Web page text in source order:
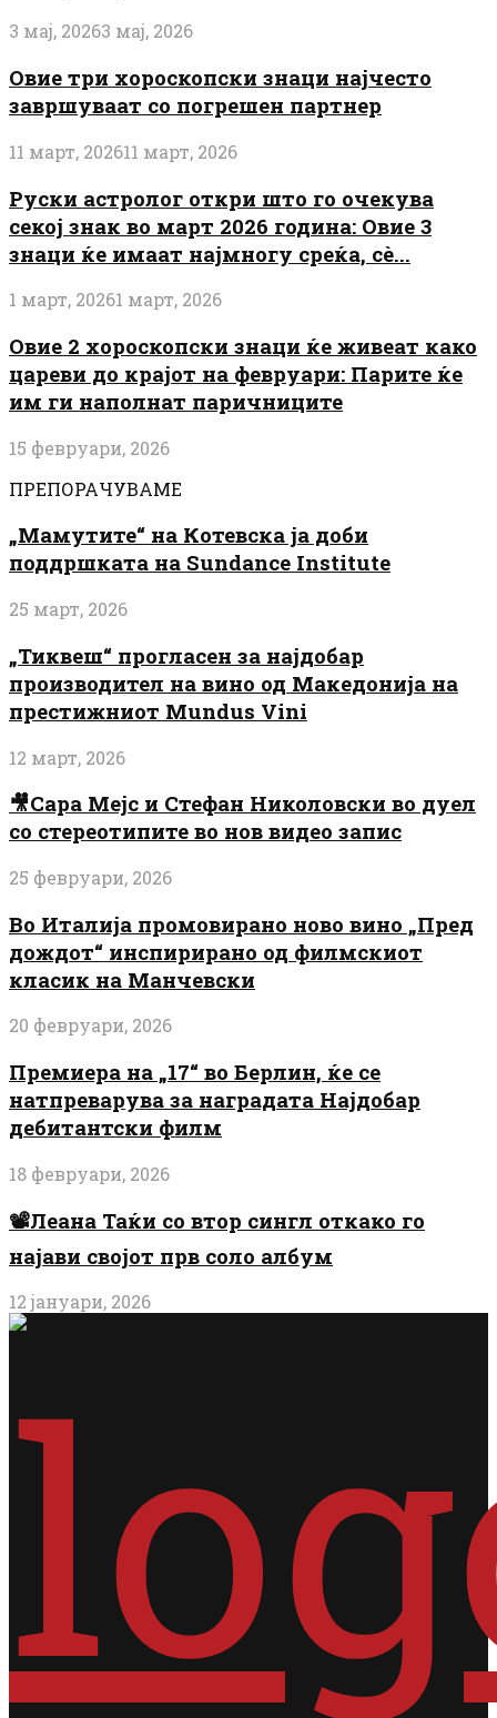
3 мај, 20263 мај, 2026
Овие три хороскопски знаци најчесто
завршуваат со погрешен партнер
11 март, 202611 март, 2026
Руски астролог откри што го очекува
секој знак во март 2026 година: Овие 3
знаци ќе имаат најмногу среќа, сè...
1 март, 20261 март, 2026
Овие 2 хороскопски знаци ќе живеат како
цареви до крајот на февруари: Парите ќе
им ги наполнат паричниците
15 февруари, 2026
ПРЕПОРАЧУВАМЕ
„Мамутите“ на Котевска ја доби
поддршката на Sundance Institute
25 март, 2026
„Тиквеш“ прогласен за најдобар
производител на вино од Македонија на
престижниот Mundus Vini
12 март, 2026
🎥Сара Мејс и Стефан Николовски во дуел
со стереотипите во нов видео запис
25 февруари, 2026
Во Италија промовирано ново вино „Пред
дождот“ инспирирано од филмскиот
класик на Манчевски
20 февруари, 2026
Премиера на „17“ во Берлин, ќе се
натпреварува за наградата Најдобар
дебитантски филм
18 февруари, 2026
📽️Леана Таќи со втор сингл откако го
најави својот прв соло албум
12 јануари, 2026